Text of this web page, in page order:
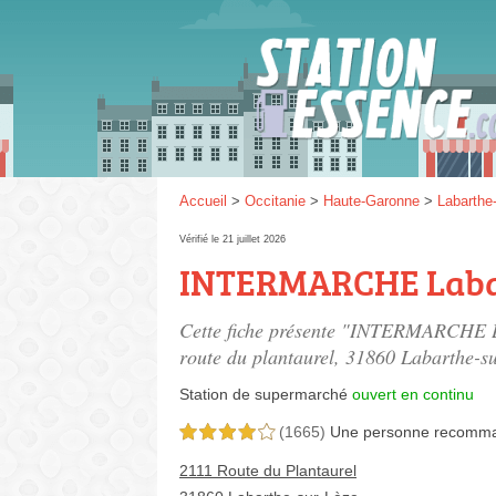
Accueil > Occitanie > Haute-Garonne >
Vérifié le 21 juillet 2026
INTERMARCHE
Cette fiche présente
route du plantaurel, 31860 Labarthe-
Station de supermarché ouvert en continu
4,0 étoiles sur 5 (1665) Une personne
2111 Route du Plantaurel
SP
SP